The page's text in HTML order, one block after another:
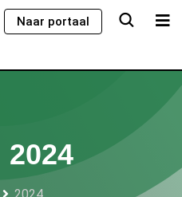
Naar portaal
2024
2024